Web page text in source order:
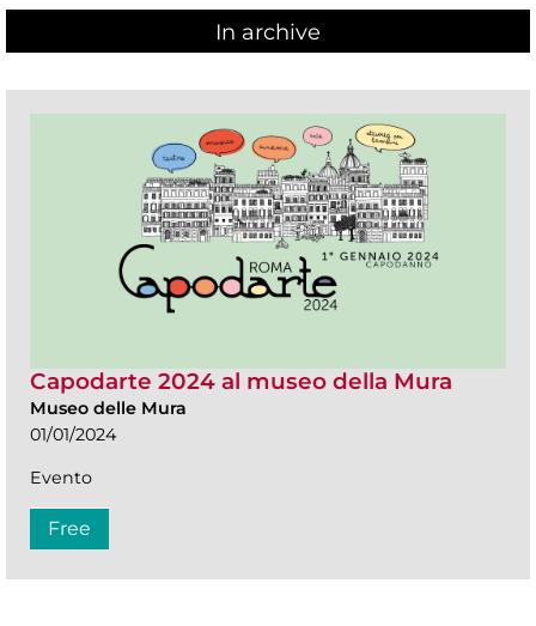
In archive
Capodarte 2024 al museo della Mura
Museo delle Mura
01/01/2024
Evento
Free